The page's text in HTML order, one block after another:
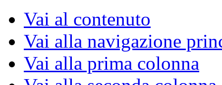
Vai al contenuto
Vai alla navigazione
Vai alla prima colonna